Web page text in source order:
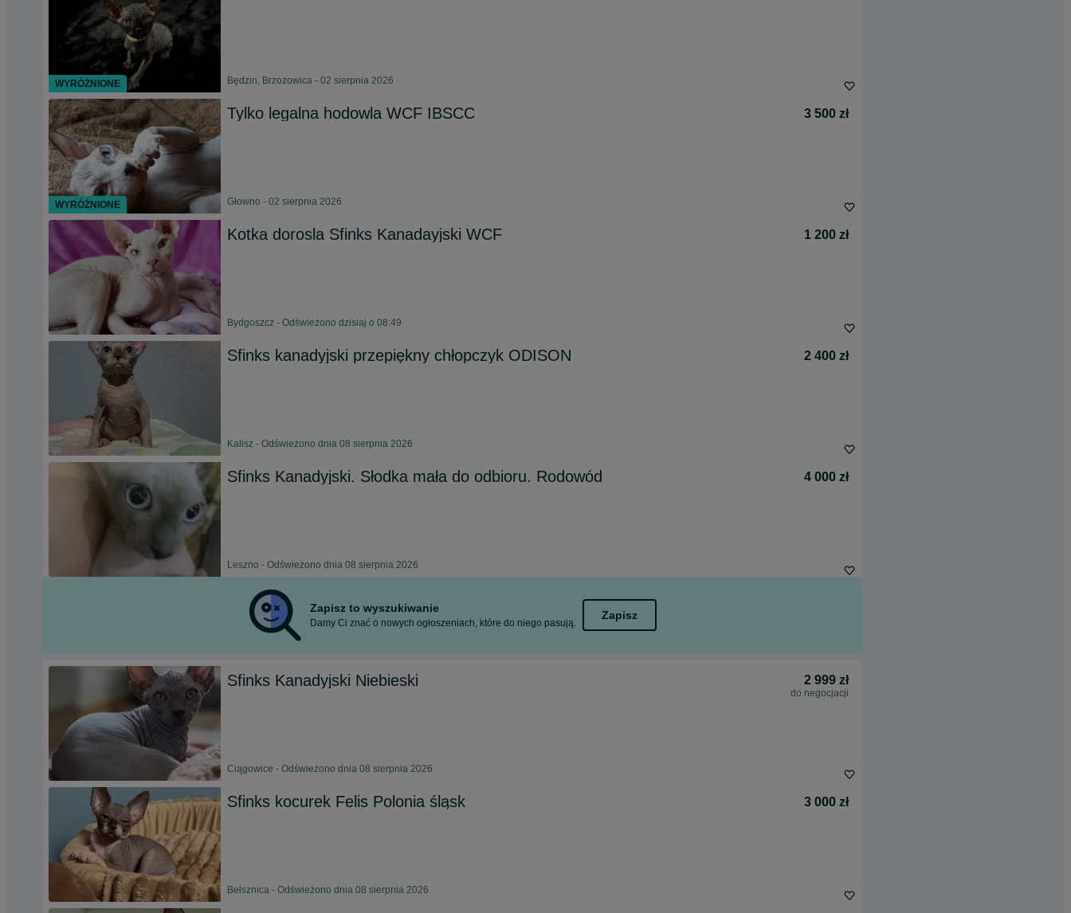
Będzin, Brzozowica - 02 sierpnia 2026
Tylko legalna hodowla WCF IBSCC 3 500 zł
Głowno - 02 sierpnia 2026
Kotka dorosla Sfinks Kanadayjski WCF 1 200 zł
Bydgoszcz - Odświeżono dzisiaj o 08:49
Sfinks kanadyjski przepiękny chłopczyk ODISON 2 400 zł
Kalisz - Odświeżono dnia 08 sierpnia 2026
Sfinks Kanadyjski. Słodka mała do odbioru. Rodowód 4 000 zł
Leszno - Odświeżono dnia 08 sierpnia 2026
Zapisz to wyszukiwanie
Damy Ci znać o nowych ogłoszeniach, które do niego pasują.
Zapisz
Sfinks Kanadyjski Niebieski 2 999 zł
do negocjacji
Ciągowice - Odświeżono dnia 08 sierpnia 2026
Sfinks kocurek Felis Polonia śląsk 3 000 zł
Bełsznica - Odświeżono dnia 08 sierpnia 2026
WYRÓŻNIONE
WYRÓŻNIONE